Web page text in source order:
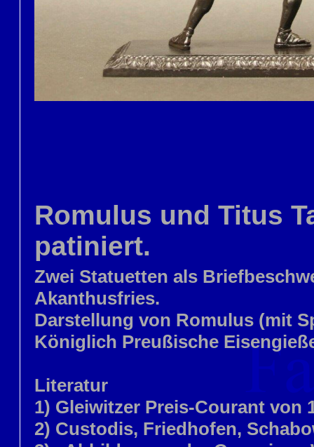
Romulus und Titus
patiniert.
Zwei Statuetten als
Akanthusfries.
Darstellung von Romulus (mit
Königlich Preußische
Literatur
1) Gleiwitzer Preis-Courant von
2) Custodis, Friedhofen,